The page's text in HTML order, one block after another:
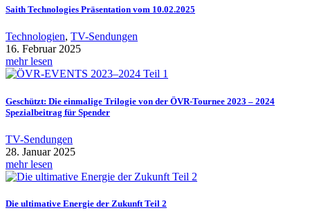
Saith Technologies Präsentation vom 10.02.2025
Technologien, TV-Sendungen
16. Februar 2025
mehr lesen
Geschützt: Die einmalige Trilogie von der ÖVR-Tournee 2023 – 2024
Spezialbeitrag für Spender
TV-Sendungen
28. Januar 2025
mehr lesen
Die ultimative Energie der Zukunft Teil 2